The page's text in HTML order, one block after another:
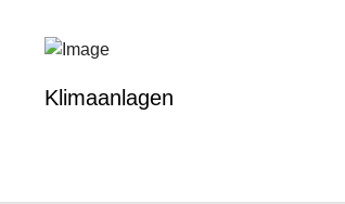
Klimaanlagen